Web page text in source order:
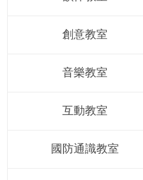
創意教室
音樂教室
互動教室
國防通識教室